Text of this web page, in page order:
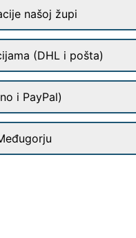
našoj župi
(DHL i pošta)
i PayPal)